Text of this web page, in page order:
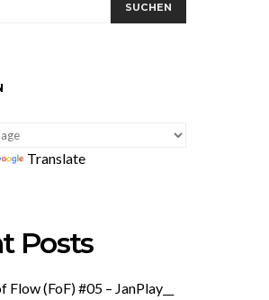
SUCHEN
Translate
Posts
Flow (FoF) #05 – JanPlay__